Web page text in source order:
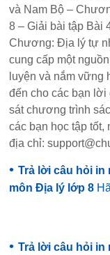
và Nam Bộ –
8 – Giải bài tập Bài
Chương: Địa lý tự
cung cấp một
luyện và nắm vững
đến cho các bạn lời
sát chương trình
các bạn học tập
địa chỉ:
• Trả lời câu hỏi in
môn Địa lý lớp 8
• Trả lời câu hỏi in